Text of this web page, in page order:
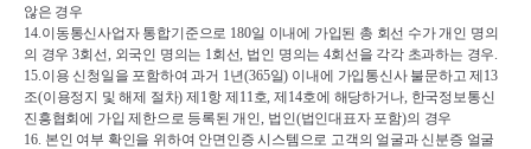
않은 경우
14.이동통신사업자 통합기준으로 180일 이내에 가입된 총 회선 수가 개인 명의
의 경우 3회선, 외국인 명의는 1회선, 법인 명의는 4회선을 각각 초과하는 경우.
15.이용 신청일을 포함하여 과거 1년(365일) 이내에 가입통신사 불문하고 제 13
조(이용정지 및 해제 절차) 제 1항 제 11호, 제 14호에 해당하거나, 한국정보통신
진흥협회에 가입 제한으로 등록된 개인, 법인(법인대표자 포함)의 경우
16. 본인 여부 확인을 위하여 안면인증 시스템으로 고객의 얼굴과 신분증 얼굴